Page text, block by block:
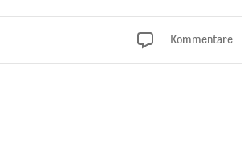
Kommentare